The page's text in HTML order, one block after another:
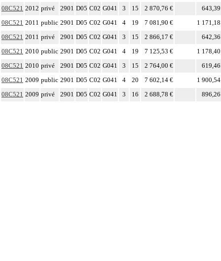
08C521 2012 privé 2901 D05 C02 G041 3 15 2 870,76 €
08C521 2011 public 2901 D05 C02 G041 4 19 7 081,90 €
1
08C521 2011 privé 2901 D05 C02 G041 3 15 2 866,17 €
08C521 2010 public 2901 D05 C02 G041 4 19 7 125,53 €
1
08C521 2010 privé 2901 D05 C02 G041 3 15 2 764,00 €
08C521 2009 public 2901 D05 C02 G041 4 20 7 602,14 €
1
08C521 2009 privé 2901 D05 C02 G041 3 16 2 688,78 €